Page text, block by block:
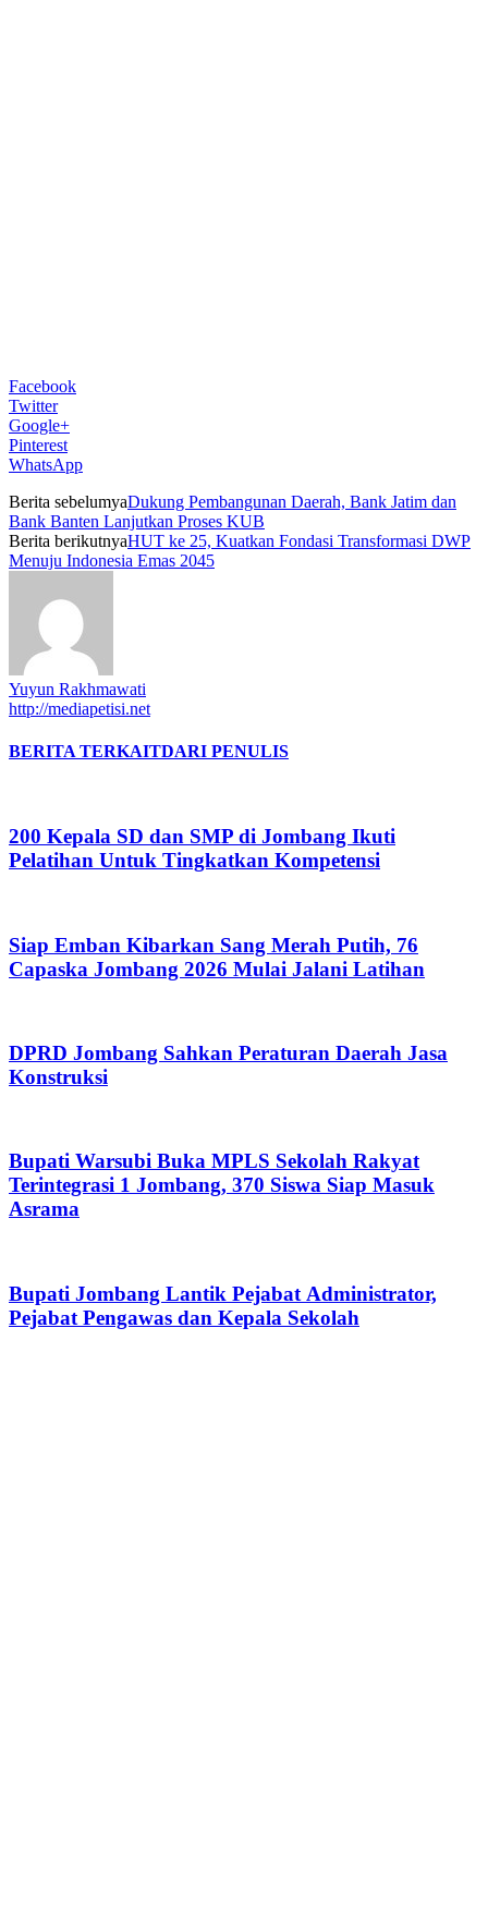
Facebook
Twitter
Google+
Pinterest
WhatsApp
Berita sebelumyaDukung Pembangunan Daerah, Bank Jatim dan
Bank Banten Lanjutkan Proses KUB
Berita berikutnyaHUT ke 25, Kuatkan Fondasi Transformasi DWP
Menuju Indonesia Emas 2045
Yuyun Rakhmawati
http://mediapetisi.net
BERITA TERKAITDARI PENULIS
200 Kepala SD dan SMP di Jombang Ikuti
Pelatihan Untuk Tingkatkan Kompetensi
Siap Emban Kibarkan Sang Merah Putih, 76
Capaska Jombang 2026 Mulai Jalani Latihan
DPRD Jombang Sahkan Peraturan Daerah Jasa
Konstruksi
Bupati Warsubi Buka MPLS Sekolah Rakyat
Terintegrasi 1 Jombang, 370 Siswa Siap Masuk
Asrama
Bupati Jombang Lantik Pejabat Administrator,
Pejabat Pengawas dan Kepala Sekolah